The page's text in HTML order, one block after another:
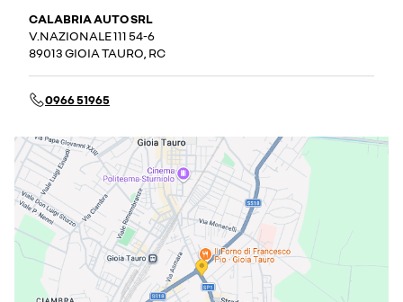
CALABRIA AUTO SRL
V.NAZIONALE 111 54-6
89013 GIOIA TAURO, RC
0966 51965